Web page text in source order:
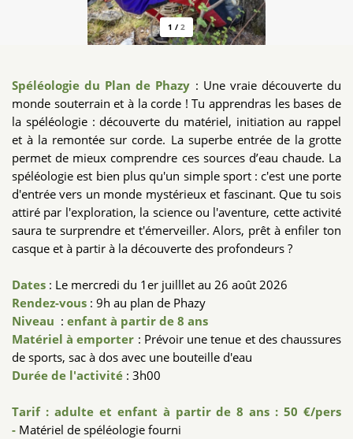
1 / 2
Spéléologie du Plan de Phazy : Une vraie découverte du
monde souterrain et à la corde ! Tu apprendras les bases de
la spéléologie : découverte du matériel, initiation au rappel
et à la remontée sur corde. La superbe entrée de la grotte
permet de mieux comprendre ces sources d’eau chaude. La
spéléologie est bien plus qu'un simple sport : c'est une porte
d'entrée vers un monde mystérieux et fascinant. Que tu sois
attiré par l'exploration, la science ou l'aventure, cette activité
saura te surprendre et t'émerveiller. Alors, prêt à enfiler ton
casque et à partir à la découverte des profondeurs ?
Dates : Le mercredi du 1er juilllet au 26 août 2026
Rendez-vous : 9h au plan de Phazy
Niveau : enfant à partir de 8 ans
Matériel à emporter : Prévoir une tenue et des chaussures
de sports, sac à dos avec une bouteille d'eau
Durée de l'activité : 3h00
Tarif : adulte et enfant à partir de 8 ans : 50 €/pers
- Matériel de spéléologie fourni